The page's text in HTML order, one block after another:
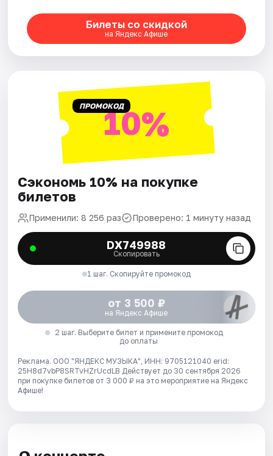
Билеты со скидкой
на Яндекс Афише
ПРОМОКОД10%
Сэкономь 10% на покупке
билетов
Применили: 8 256 раз Проверено: 1 минуту назад
DX749988
Скопировать
1 шаг. Скопируйте промокод
от 3 500 ₽
на Яндекс Афише
2 шаг. Выберите билет и примените промокод
до оплаты
Реклама. ООО "ЯНДЕКС МУЗЫКА", ИНН: 9705121040 erid:
25H8d7vbP8SRTvHZrUcdLB Действует до 30 сентября 2026
при покупке билетов от 3 000 ₽ на это мероприятие на Яндекс
Афише!